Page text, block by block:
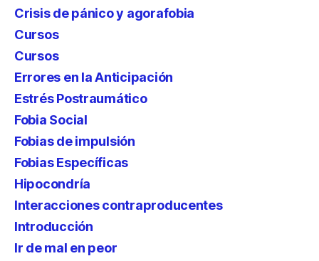
Crisis de pánico y agorafobia
Cursos
Cursos
Errores en la Anticipación
Estrés Postraumático
Fobia Social
Fobias de impulsión
Fobias Específicas
Hipocondría
Interacciones contraproducentes
Introducción
Ir de mal en peor